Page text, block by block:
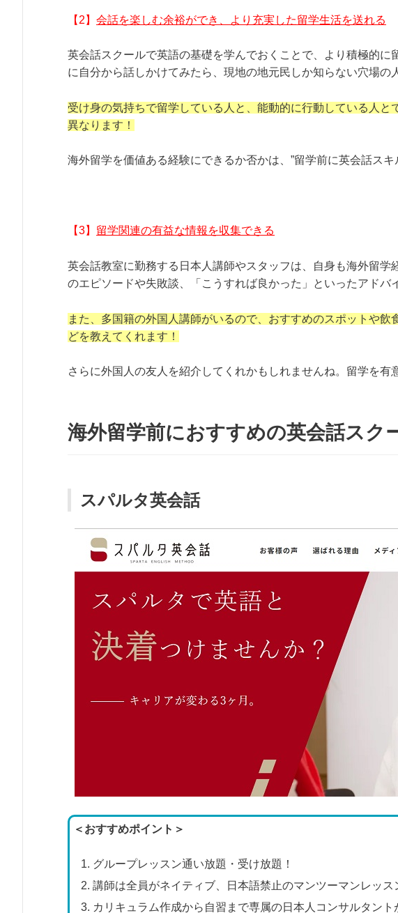
【2】 会話を楽しむ余裕ができ、より充実した留学生活を送れる
英会話スクールで英語の基礎を学んでおくことで、より積極的に
に自分から話しかけてみたら、現地の地元民しか知らない穴場の
受け身の気持ちで留学している人と、能動的に行動している人
異なります！
海外留学を価値ある経験にできるか否かは、”留学前に英会話スキ
【3】 留学関連の有益な情報を収集できる
英会話教室に勤務する日本人講師やスタッフは、自身も海外留
のエピソードや失敗談、「こうすれば良かった」といったアドバ
また、多国籍の外国人講師がいるので、おすすめのスポットや
どを教えてくれます！
さらに外国人の友人を紹介してくれかもしれませんね。留学を有
海外留学前におすすめの英会話スク
スパルタ英会話
＜おすすめポイント＞
グループレッスン通い放題・受け放題！
講師は全員がネイティブ、日本語禁止のマンツーマンレッス
カリキュラム作成から自習まで専属の日本人コンサルタント